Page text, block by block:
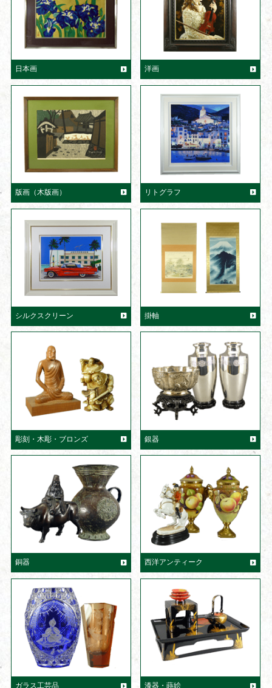
日本画 洋画
版画（木版画） リトグラフ
シルクスクリーン 掛軸
彫刻・木彫・ブロンズ 銀器
銅器 西洋アンティーク
ガラス工芸品 漆器・蒔絵